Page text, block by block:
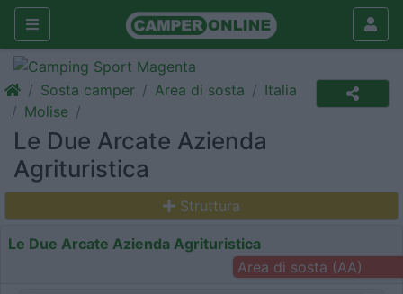
Sosta camper Area di sosta
Italia
Molise
Le Due Arcate Azienda
Agrituristica
Struttura
Le Due Arcate Azienda Agrituristica
Area di sosta (AA)